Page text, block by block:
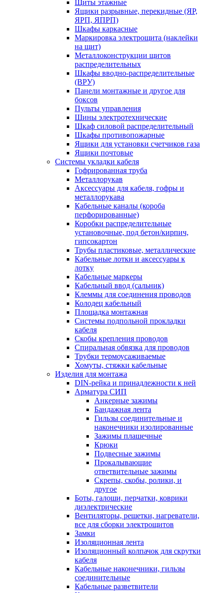
Щиты этажные
Ящики разрывные, перекидные (ЯР,
ЯРП, ЯПРП)
Шкафы каркасные
Маркировка электрощита (наклейки
на щит)
Металлоконструкции щитов
распределительных
Шкафы вводно-распределительные
(ВРУ)
Панели монтажные и другое для
боксов
Пульты управления
Шины электротехнические
Шкаф силовой распределительный
Шкафы противопожарные
Ящики для установки счетчиков газа
Ящики почтовые
Системы укладки кабеля
Гофрированная труба
Металлорукав
Аксессуары для кабеля, гофры и
металлорукава
Кабельные каналы (короба
перфорированные)
Коробки распределительные
установочные, под бетон/кирпич,
гипсокартон
Трубы пластиковые, металлические
Кабельные лотки и аксессуары к
лотку
Кабельные маркеры
Кабельный ввод (сальник)
Клеммы для соединения проводов
Колодец кабельный
Площадка монтажная
Системы подпольной прокладки
кабеля
Скобы крепления проводов
Спиральная обвязка для проводов
Трубки термоусаживаемые
Хомуты, стяжки кабельные
Изделия для монтажа
DIN-рейка и принадлежности к ней
Арматура СИП
Анкерные зажимы
Бандажная лента
Гильзы соединительные и
наконечники изолированные
Зажимы плашечные
Крюки
Подвесные зажимы
Прокалывающие
ответвительные зажимы
Скрепы, скобы, ролики, и
другое
Боты, галоши, перчатки, коврики
диэлектрические
Вентиляторы, решетки, нагреватели,
все для сборки электрощитов
Замки
Изоляционная лента
Изоляционный колпачок для скрутки
кабеля
Кабельные наконечники, гильзы
соединительные
Кабельные разветвители